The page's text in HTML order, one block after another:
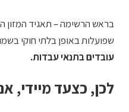
שפועלות באופן בלתי חוקי
עובדים בתנאי עבדות.
לכן, כצעד מיידי,